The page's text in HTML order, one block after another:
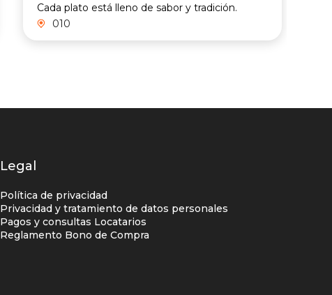
Cada plato está lleno de sabor y tradición.
010
Legal
Política de privacidad
Privacidad y tratamiento de datos personales
Pagos y consultas Locatarios
Reglamento Bono de Compra